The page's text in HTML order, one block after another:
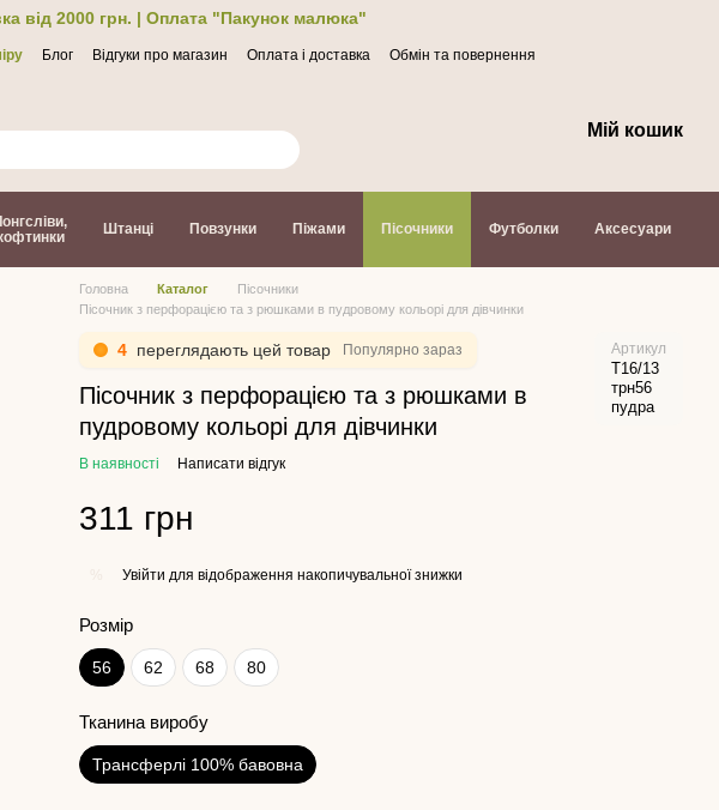
від 2000 грн. | Оплата "Пакунок малюка"
Блог Відгуки про магазин Оплата і доставка
Обмін та повернення
Мій кошик
Штанці Повзунки Піжами Пісочники Футболки Аксесуари
Головна Каталог
Пісочники
Пісочник з перфорацією та з рюшками в пудровому кольорі для дівчинки
4 переглядають цей товар Популярно зараз
Пісочник з перфорацією та з рюшками в
пудровому кольорі для дівчинки
Артикул
Т16/13
трн56
пудра
В наявності Написати відгук
311 грн
Увійти для відображення накопичувальної знижки
Розмір
56 62 68 80
Тканина виробу
Трансферлі 100% бавовна